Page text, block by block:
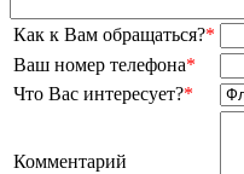
Как к Вам обращаться?*
Ваш номер телефона*
Что Вас интересует?*
Комментарий